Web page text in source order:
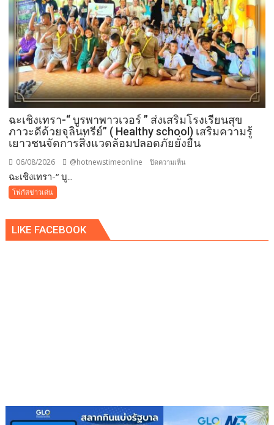
วิกฤติ
ศรัทธา
ฉะเชิงเทรา-​“ บูรพาพาวเวอร์ ” ส่งเสริมโรงเรียนสุข
ภาวะดีด้วยจุลินทรีย์” ( Healthy school) เสริมความรู้
เยาวชนจัดการสิ่งแวดล้อมปลอดภัยยั่งยืน
06/08/2026 @hotnewstimeonline ปิดความเห็น
ว
school)
ฉะเชิงเทรา-​“ บู...
โฟกัสข่าวเด่น
LIKE FACEBOOK